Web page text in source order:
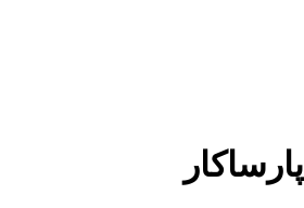
پارساکار